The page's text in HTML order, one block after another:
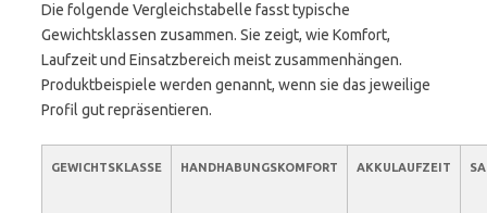
Die folgende Vergleichstabelle fasst typische
Gewichtsklassen zusammen. Sie zeigt, wie Komfort,
Laufzeit und Einsatzbereich meist zusammenhängen.
Produktbeispiele werden genannt, wenn sie das jeweilige
Profil gut repräsentieren.
GEWICHTSKLASSE HANDHABUNGSKOMFORT AKKULAUFZEIT